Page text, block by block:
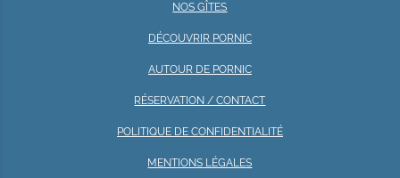
NOS GÎTES
DÉCOUVRIR PORNIC
AUTOUR DE PORNIC
RÉSERVATION / CONTACT
POLITIQUE DE CONFIDENTIALITÉ
MENTIONS LÉGALES